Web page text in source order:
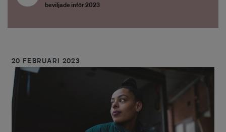
beviljade inför 2023
20 FEBRUARI 2023